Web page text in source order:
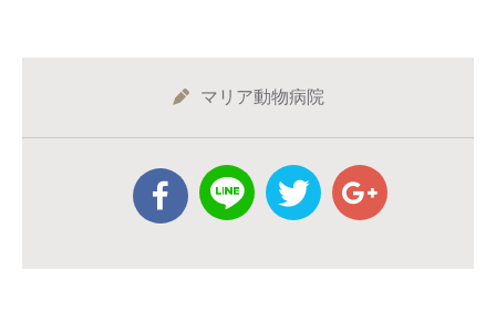
マリア動物病院